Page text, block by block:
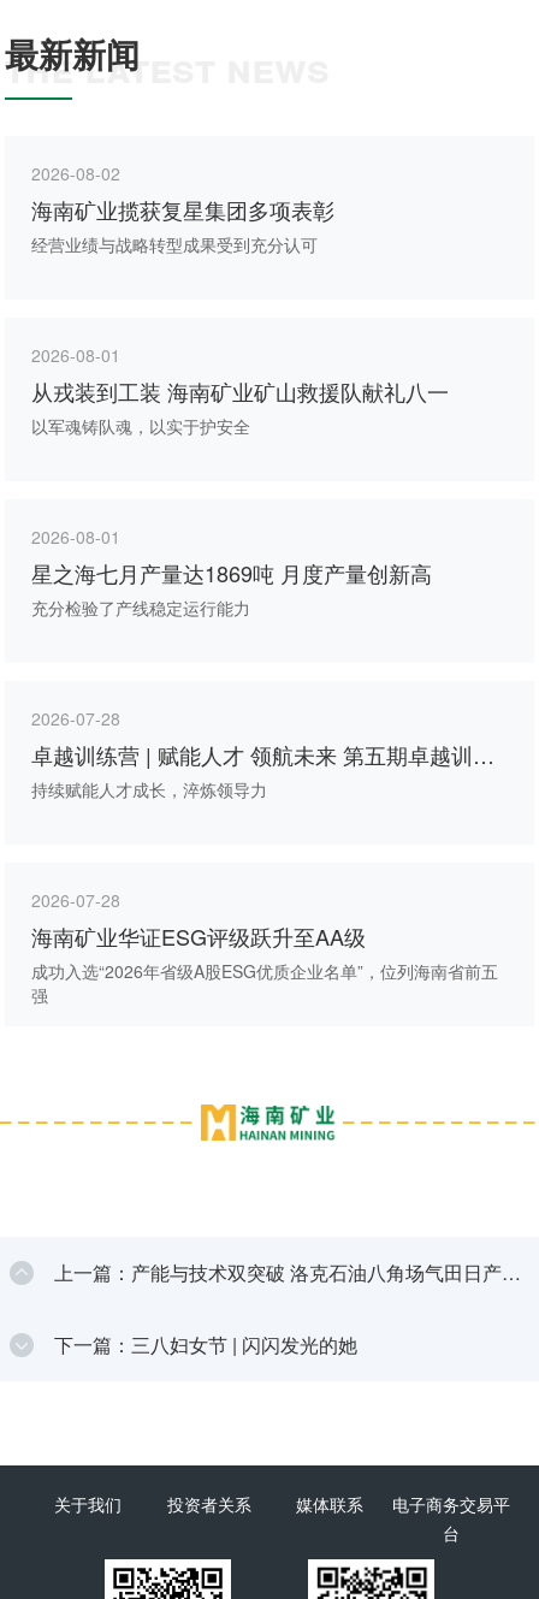
THE LATEST NEWS
最新新闻
2026-08-02
海南矿业揽获复星集团多项表彰
经营业绩与战略转型成果受到充分认可
2026-08-01
从戎装到工装 海南矿业矿山救援队献礼八一
以军魂铸队魂，以实于护安全
2026-08-01
星之海七月产量达1869吨 月度产量创新高
充分检验了产线稳定运行能力
2026-07-28
卓越训练营 | 赋能人才 领航未来 第五期卓越训练
营第四次线下课程圆满举行
持续赋能人才成长，淬炼领导力
2026-07-28
海南矿业华证ESG评级跃升至AA级
成功入选“2026年省级A股ESG优质企业名单”，位列海南省前五
强
上一篇：产能与技术双突破 洛克石油八角场气田日产量
增至360万方
下一篇：三八妇女节 | 闪闪发光的她
关于我们 投资者关系 媒体联系
电子商务交易平
台